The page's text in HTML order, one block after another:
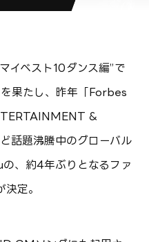
イベスト10ダンス編”で
果たし、昨年「Forbes
&
話題沸騰中のグローバル
、約4年ぶりとなるファ
定。